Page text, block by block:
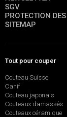
SGV
PROTECTION
SITEMAP
Tout pour couper
Couteau Suisse
Canif
Couteau japonais
Couteaux damassés
Couteaux céramique